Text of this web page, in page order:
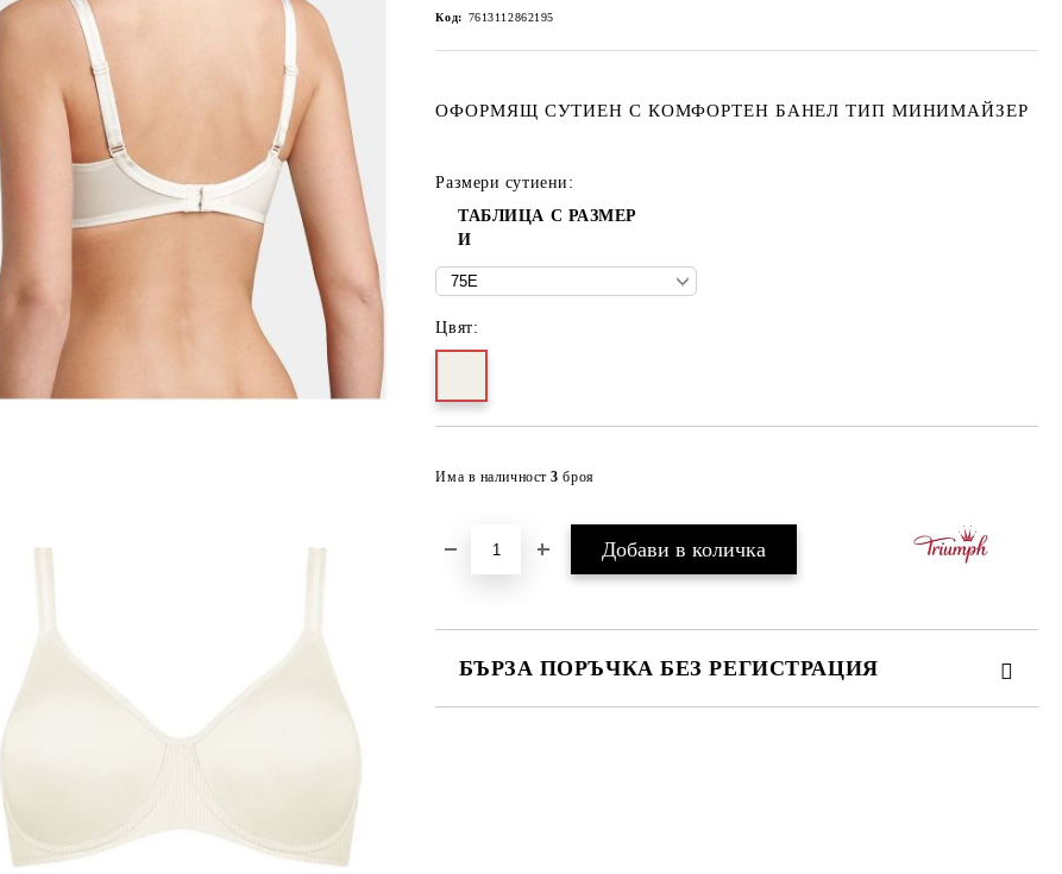
Код: 7613112862195
ОФОРМЯЩ СУТИЕН С КОМФОРТЕН БАНЕЛ ТИП МИНИМАЙЗЕР
Размери сутиени:
ТАБЛИЦА С РАЗМЕР
И
Цвят:
Има в наличност3 броя
БЪРЗА ПОРЪЧКА БЕЗ РЕГИСТРАЦИЯ